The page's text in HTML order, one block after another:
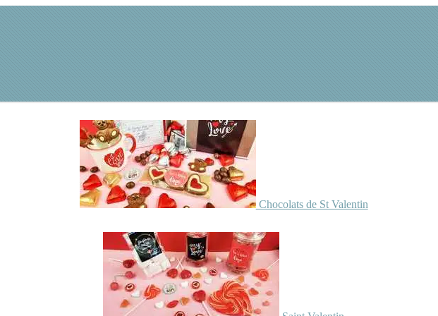
Chocolats de St Valentin